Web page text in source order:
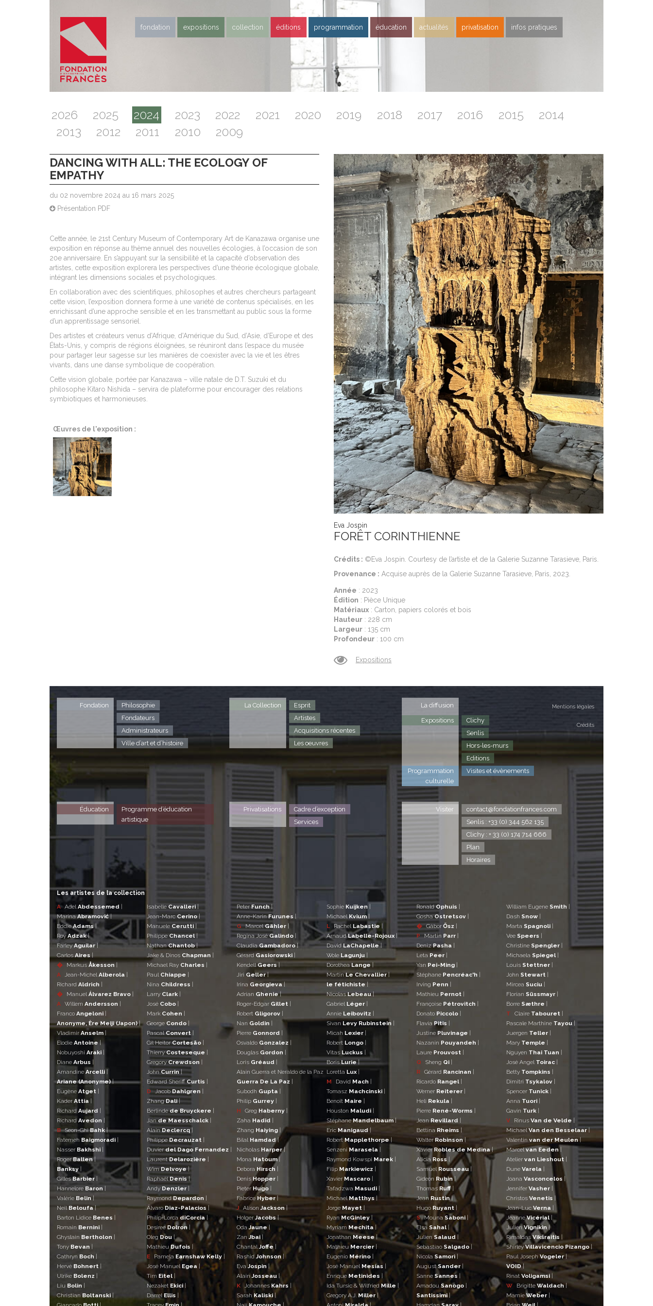
fondation expositions collection éditions programmation éducation actualités privatisation infos pratiques
2026 2025 2024 2023 2022 2021 2020 2019 2018 2017 2016 2015
2014
2013
2012 2011 2010 2009
DANCING WITH ALL: THE ECOLOGY OF
EMPATHY
du 02 novembre 2024 au 16 mars 2025
Présentation PDF
Cette année, le 21st Century Museum of Contemporary Art de Kanazawa organise une
exposition en réponse au thème annuel des nouvelles écologies, à l’occasion de son
20e anniversaire. En s’appuyant sur la sensibilité et la capacité d’observation des
artistes, cette exposition explorera les perspectives d’une théorie écologique globale,
intégrant les dimensions sociales et psychologiques.
En collaboration avec des scientifiques, philosophes et autres chercheurs partageant
cette vision, l’exposition donnera forme à une variété de contenus spécialisés, en les
enrichissant d’une approche sensible et en les transmettant au public sous la forme
d’un apprentissage sensoriel.
Des artistes et créateurs venus d’Afrique, d’Amérique du Sud, d’Asie, d’Europe et des
États-Unis, y compris de régions éloignées, se réuniront dans l’espace du musée
pour partager leur sagesse sur les manières de coexister avec la vie et les êtres
vivants, dans une danse symbolique de coopération.
Cette vision globale, portée par Kanazawa – ville natale de D.T. Suzuki et du
philosophe Kitaro Nishida – servira de plateforme pour encourager des relations
symbiotiques et harmonieuses.
Œuvres de l'exposition :
Eva Jospin
FORÊT CORINTHIENNE
Crédits : ©Eva Jospin. Courtesy de l’artiste et de la Galerie Suzanne Tarasieve, Paris.
Provenance : Acquise auprès de la Galerie Suzanne Tarasieve, Paris, 2023.
Année : 2023
Édition : Pièce Unique
Matériaux : Carton, papiers colorés et bois
Hauteur : 228 cm
Largeur : 135 cm
Profondeur : 100 cm
Expositions
Mentions légales
Crédits
Fondation
Philosophie
Fondateurs
Administrateurs
Ville d’art et d’histoire
La Collection
Esprit
Artistes
Acquisitions récentes
Les oeuvres
La diffusion
Expositions
Clichy
Senlis
Hors-les-murs
Editions
Programmation
culturelle
Visites et évènements
Éducation
Programme d’éducation
artistique
Privatisations
Cadre d’exception
Services
Visiter
contact@fondationfrances.com
Senlis : +33 (0) 344 562 135
Clichy : + 33 (0) 174 714 666
Plan
Horaires
Les artistes de la collection
A Adel Abdessemed |
MarinaAbramović|
EddieAdams |
RoyAdzak|
FarleyAguilar |
Carlos Aires |
�
Markus Åkesson |
A
Jean-Michel Alberola |
Richard Aldrich |
�
Manuel Álvarez Bravo |
A Willem Andersson |
Franco Angeloni |
Anonyme, Ère Meiji (Japon)|
Vladimir Anselm |
Elodie Antoine|
Nobuyoshi Araki |
Diane Arbus |
Amandine Arcelli |
Ariane (Anonyme)|
Eugène Atget |
Kader Attia |
Richard Aujard |
Richard Avedon |
B Seon-GhiBahk|
Fatemeh Baigmoradi |
Nasser Bakhshi |
RogerBallen|
Banksy |
GillesBarbier |
Hannelore Baron |
Valérie Belin|
Neïl Beloufa|
Barton Lidice Benes |
Romain Bernini |
Ghyslain Bertholon |
Tony Bevan |
Cathryn Boch |
Hervé Bohnert |
Ulrike Bolenz |
Liu Bolin |
Christian Boltanski |
Isabelle Cavalleri |
Jean-Marc Cerino |
Manuele Cerutti |
Philippe Chancel |
NathanChantob|
Jake & Dinos Chapman |
Michael Ray Charles |
Paul Chiappe |
Nina Childress |
Larry Clark |
José Cobo |
Mark Cohen |
George Condo |
PascalConvert |
Gil HeitorCortesão |
ThierryCosteseque |
GregoryCrewdson |
JohnCurrin|
Edward SheriffCurtis |
D JacobDahlgren |
ZhangDali|
Berlindede Bruyckere |
Jande Maesschalck |
AlainDeclercq|
PhilippeDecrauzat |
Duvierdel Dago Fernandez |
LaurentDelarozière |
WimDelvoye|
RaphaëlDenis|
Andy Denzler |
RaymondDepardon |
Álvaro Diaz-Palacios |
Philip-LorcadiCorcia |
Desiree Dolron |
Oleg Dou |
MathieuDufois |
E
Pamela Earnshaw Kelly |
José Manuel Egea |
Tim Eitel |
Nezaket Ekici |
Darrel Ellis |
PeterFunch|
Anne-KarinFurunes |
G MarcelGähler |
Regina JoséGalindo |
Claudia Gambadoro|
Gérard Gasiorowski |
KendellGeers |
Jiri Geller|
Irina Georgieva|
Adrian Ghenie|
Roger-Edgar Gillet |
Robert Gligorov |
Nan Goldin |
Pierre Gonnord |
Osvaldo Gonzalez |
Douglas Gordon |
Loris Gréaud |
Alain Guerra et Neraldo de la Paz
Guerra De La Paz |
Subodh Gupta |
Philip Gurrey |
H
Greg Haberny |
Zaha Hadid |
Zhang Haiying |
Bilal Hamdad|
Nicholas Harper|
Mona Hatoum|
Debora Hirsch |
Denis Hopper |
Pieter Hugo |
Fabrice Hyber|
J Alison Jackson|
Holger Jacobs|
OdaJaune |
Zan Jbai|
Chantal Joffe |
RashidJohnson|
EvaJospin |
AlainJosseau |
K
Johannes Kahrs |
Sarah Kaliski |
Sophie Kuijken |
Michael Kvium|
L Rachel Labastie |
ArnaudLabelle-Rojoux |
DavidLaChapelle|
Wole Lagunju |
DorotheaLange|
MartinLe Chevallier|
le fétichiste |
NicolasLebeau|
Gabriel Léger |
Annie Leibovitz |
Sivan Levy Rubinstein |
Micah Lexier |
Robert Longo |
Vitas Luckus |
BorisLurie|
Loretta Lux |
M
David Mach |
Tomasz Machcinski |
Benoît Maire |
Houston Maludi |
StéphaneMandelbaum|
Eric Manigaud |
RobertMapplethorpe |
Senzeni Marasela |
Raymond Kowspi Marek |
Filip Markiewicz |
Xavier Mascaro |
Tafadzwa Masudi |
MichaelMatthys|
Jorge Mayet |
Ryan McGinley |
Myriam Mechita |
JonathanMeese|
Mathieu Mercier |
Eugenio Mérino |
José Manuel Mesías |
Enrique Metinides |
Ida Tursic & WilfriedMille |
Gregory A.J. Miller|
RonaldOphuis |
GoshaOstretsov |
� Gábor Ősz |
P Martin Parr |
DenizPasha |
Leta Peer |
Yan Pei-Ming |
Stéphane Pencréac'h |
Irving Penn |
Mathieu Pernot |
Françoise Pétrovitch |
Donato Piccolo |
Flavia Pitis |
Justine Pluvinage |
Nazanin Pouyandeh |
Laure Prouvost |
Q
Sheng Qi |
R Gérard Rancinan |
Ricardo Rangel |
Werner Reiterer |
Heli Rekula |
Pierre René-Worms |
Jean Revillard |
Bettina Rheims |
Walter Robinson|
Xavier Robles de Medina |
Alicia Ross |
Samuel Rousseau |
Gideon Rubin|
ThomasRuff|
Jean Rustin|
Hugo Ruyant |
S Mouna Saboni |
Elsa Sahal |
JulienSalaud |
Sebastiao Salgado |
Nicola Samorì |
AugustSander |
Sanne Sannes |
Amadou Sanogo |
Santissimi |
William Eugene Smith |
Dash Snow |
Marta Spagnoli |
Vee Speers |
Christine Spengler |
Michaela Spiegel |
Louis Stettner |
John Stewart |
Mircea Suciu |
Florian Süssmayr |
Borre Sæthre |
T
Claire Tabouret |
Pascale Marthine Tayou |
Juergen Teller |
Mary Temple |
Nguyen Thai Tuan |
José Angel Toirac |
Betty Tompkins |
Dimitri Tsykalov |
Spencer Tunick |
Anna Tuori |
Gavin Turk |
V
Rinus Van de Velde |
Michael Van den Besselaar|
Valentin van der Meulen|
Marcelvan Eeden|
Atelier van Lieshout |
Dune Varela |
Joana Vasconcelos |
Jennifer Vasher |
Christos Venetis |
Jean-Luc Verna |
JeanneVicérial |
JulienVignikin |
RimaldasVikšraitis |
ShirleyVillavicencio Pizango |
Paul Joseph Vogeler |
VOID|
Rinat Voligamsi |
W
Brigitte Waldach|
Marnie Weber |